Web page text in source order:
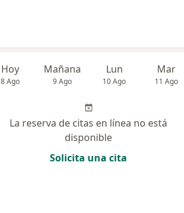
Hoy
8 Ago
Mañana
9 Ago
Lun
10 Ago
Mar
11 Ago
La reserva de citas en línea no está
disponible
Solicita una cita